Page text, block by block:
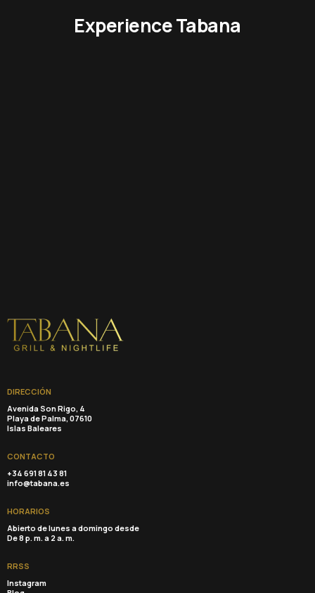
Experience Tabana
DIRECCIÓN
Avenida Son Rigo, 4
Playa de Palma, 07610
Islas Baleares
CONTACTO
+34 691 81 43 81
info@tabana.es
HORARIOS
Abierto de lunes a domingo desde
De 8 p. m. a 2 a. m.
RRSS
Instagram